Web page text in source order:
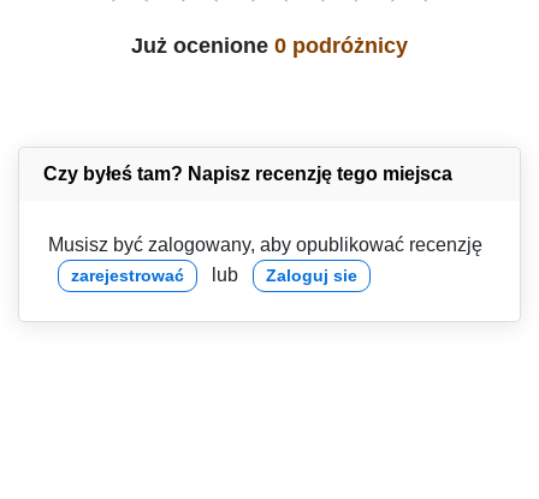
Już ocenione 0 podróżnicy
Czy byłeś tam? Napisz recenzję tego miejsca
Musisz być zalogowany, aby opublikować recenzję
zarejestrować lub Zaloguj sie